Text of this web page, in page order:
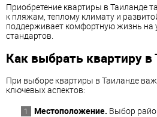
Приобретение квартиры в Таиланде
к пляжам, теплому климату и
поддерживает комфортную жизнь на
стандартов.
Как выбрать квартиру в
При выборе квартиры в Таиланде
ключевых аспектов:
Местоположение. Выбор